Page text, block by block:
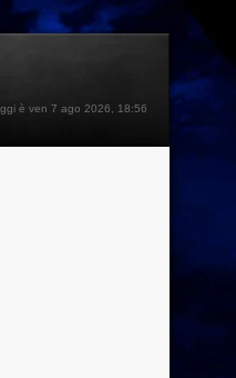
è ven 7 ago 2026, 18:56